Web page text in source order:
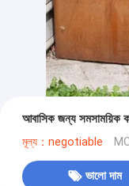
আবাসিক জন্য সমসাময়িক
মূল্য：negotiable
ভালো দাম